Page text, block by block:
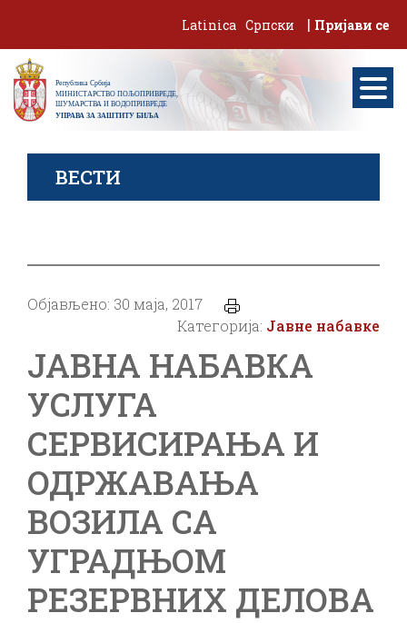
content
Latinica Српски | Пријави се
ВЕСТИ
Објављено: 30 маја, 2017
Категорија: Јавне набавке
ЈАВНА НАБАВКА
УСЛУГА
СЕРВИСИРАЊА И
ОДРЖАВАЊА
ВОЗИЛА СА
УГРАДЊОМ
РЕЗЕРВНИХ ДЕЛОВА